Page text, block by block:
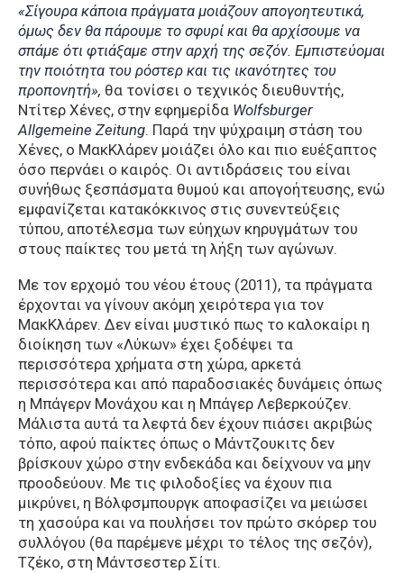
«Σίγουρα κάποια πράγματα μοιάζουν απογοητευτικά,
όμως δεν θα πάρουμε το σφυρί και θα αρχίσουμε να
σπάμε ότι φτιάξαμε στην αρχή της σεζόν. Εμπιστεύομαι
την ποιότητα του ρόστερ και τις ικανότητες του
προπονητή», θα τονίσει ο τεχνικός διευθυντής,
Ντίτερ Χένες, στην εφημερίδα Wolfsburger
Allgemeine Zeitung. Παρά την ψύχραιμη στάση του
Χένες, ο ΜακΚλάρεν μοιάζει όλο και πιο ευέξαπτος
όσο περνάει ο καιρός. Οι αντιδράσεις του είναι
συνήθως ξεσπάσματα θυμού και απογοήτευσης, ενώ
εμφανίζεται κατακόκκινος στις συνεντεύξεις
τύπου, αποτέλεσμα των εύηχων κηρυγμάτων του
στους παίκτες του μετά τη λήξη των αγώνων.
Με τον ερχομό του νέου έτους (2011), τα πράγματα
έρχονται να γίνουν ακόμη χειρότερα για τον
ΜακΚλάρεν. Δεν είναι μυστικό πως το καλοκαίρι η
διοίκηση των «Λύκων» έχει ξοδέψει τα
περισσότερα χρήματα στη χώρα, αρκετά
περισσότερα και από παραδοσιακές δυνάμεις όπως
η Μπάγερν Μονάχου και η Μπάγερ Λεβερκούζεν.
Μάλιστα αυτά τα λεφτά δεν έχουν πιάσει ακριβώς
τόπο, αφού παίκτες όπως ο Μάντζουκιτς δεν
βρίσκουν χώρο στην ενδεκάδα και δείχνουν να μην
προοδεύουν. Με τις φιλοδοξίες να έχουν πια
μικρύνει, η Βόλφσμπουργκ αποφασίζει να μειώσει
τη χασούρα και να πουλήσει τον πρώτο σκόρερ του
συλλόγου (θα παρέμενε μέχρι το τέλος της σεζόν),
Τζέκο, στη Μάντσεστερ Σίτι.